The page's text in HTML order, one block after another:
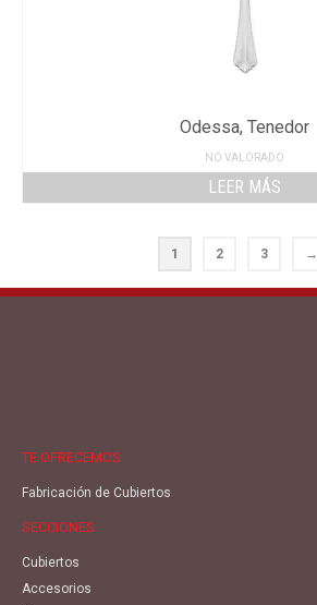
Odessa, Tenedor
NO VALORADO
LEER MÁS
1 2 3 →
TE OFRECEMOS
Fabricación de Cubiertos
SECCIONES
Cubiertos
Accesorios